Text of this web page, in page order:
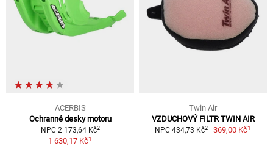
ACERBIS
Ochranné desky motoru
NPC 2 173,64 Kč2
1 630,17 Kč1
Twin Air
VZDUCHOVÝ FILTR TWIN AIR
NPC 434,73 Kč2 369,00 Kč1